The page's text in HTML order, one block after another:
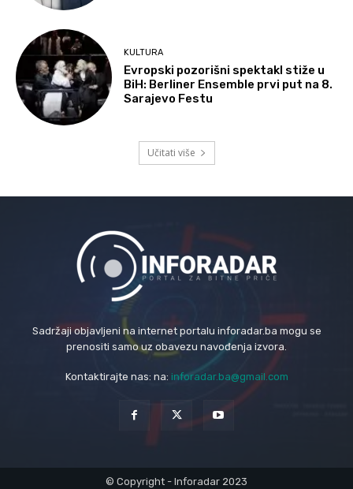
KULTURA
Evropski pozorišni spektakl stiže u
BiH: Berliner Ensemble prvi put na 8.
Sarajevo Festu
Učitati više
Sadržaji objavljeni na internet portalu inforadar.ba mogu se
prenositi samo uz obavezu navođenja izvora.
Kontaktirajte nas: na: inforadar.ba@gmail.com
© Copyright - Inforadar 2023